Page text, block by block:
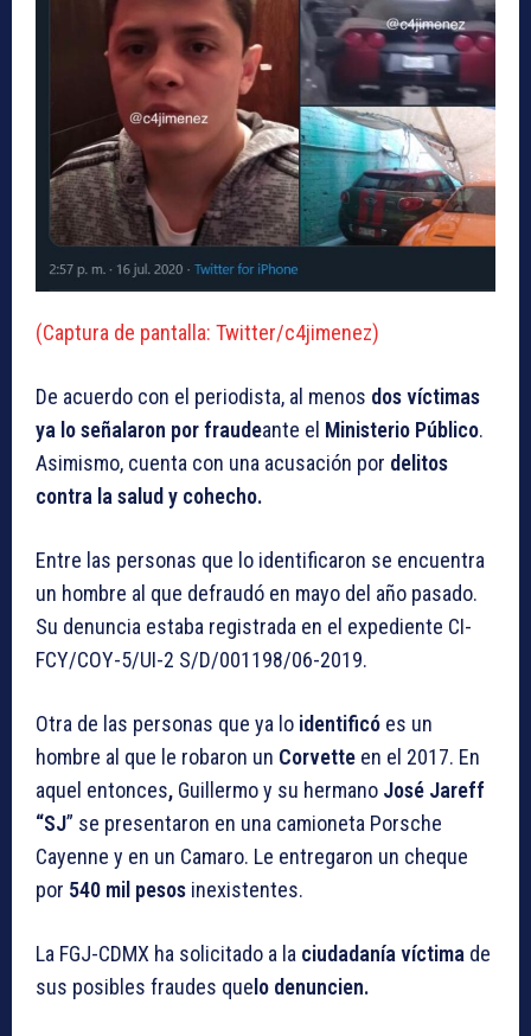
(Captura de pantalla: Twitter/c4jimenez)
De acuerdo con el periodista, al menos dos víctimas
ya lo señalaron por fraudeante el Ministerio Público.
Asimismo, cuenta con una acusación por delitos
contra la salud y cohecho.
Entre las personas que lo identificaron se encuentra
un hombre al que defraudó en mayo del año pasado.
Su denuncia estaba registrada en el expediente CI-
FCY/COY-5/UI-2 S/D/001198/06-2019.
Otra de las personas que ya lo identificó es un
hombre al que le robaron un Corvette en el 2017. En
aquel entonces, Guillermo y su hermano José Jareff
“SJ” se presentaron en una camioneta Porsche
Cayenne y en un Camaro. Le entregaron un cheque
por 540 mil pesos inexistentes.
La FGJ-CDMX ha solicitado a la ciudadanía víctima de
sus posibles fraudes que lo denuncien.